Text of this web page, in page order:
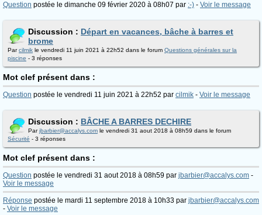
Question postée le dimanche 09 février 2020 à 08h07 par :-) - Voir le message
Discussion : Départ en vacances, bâche à barres et
brome
Parcilmik le vendredi 11 juin 2021 à 22h52 dans le forum Questions générales sur la
piscine - 3 réponses
Mot clef présent dans :
Question postée le vendredi 11 juin 2021 à 22h52 par cilmik - Voir le message
Discussion : BÂCHE A BARRES DECHIRE
Parjbarbier@accalys.com le vendredi 31 aout 2018 à 08h59 dans le forum
Sécurité - 3 réponses
Mot clef présent dans :
Question postée le vendredi 31 aout 2018 à 08h59 par jbarbier@accalys.com -
Voir le message
Réponse postée le mardi 11 septembre 2018 à 10h33 par jbarbier@accalys.com
- Voir le message